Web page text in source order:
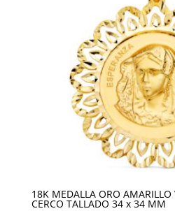
18K MEDALLA ORO AMARILLO
CERCO TALLADO 34 x 34 MM